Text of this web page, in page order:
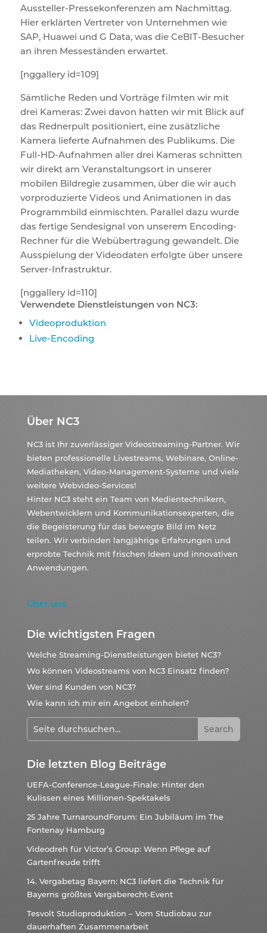
Aussteller-Pressekonferenzen am Nachmittag.
Hier erklärten Vertreter von Unternehmen wie
SAP, Huawei und G Data, was die CeBIT-Besucher
an ihren Messeständen erwartet.
[nggallery id=109]
Sämtliche Reden und Vorträge filmten wir mit
drei Kameras: Zwei davon hatten wir mit Blick auf
das Rednerpult positioniert, eine zusätzliche
Kamera lieferte Aufnahmen des Publikums. Die
Full-HD-Aufnahmen aller drei Kameras schnitten
wir direkt am Veranstaltungsort in unserer
mobilen Bildregie zusammen, über die wir auch
vorproduzierte Videos und Animationen in das
Programmbild einmischten. Parallel dazu wurde
das fertige Sendesignal von unserem Encoding-
Rechner für die Webübertragung gewandelt. Die
Ausspielung der Videodaten erfolgte über unsere
Server-Infrastruktur.
[nggallery id=110]
Verwendete Dienstleistungen von NC3:
Videoproduktion
Live-Encoding
Über NC3
NC3 ist Ihr zuverlässiger Videostreaming-Partner. Wir
bieten professionelle Livestreams, Webinare, Online-
Mediatheken, Video-Management-Systeme und viele
weitere Webvideo-Services!
Hinter NC3 steht ein Team von Medientechnikern,
Webentwicklern und Kommunikationsexperten, die
die Begeisterung für das bewegte Bild im Netz
teilen. Wir verbinden langjährige Erfahrungen und
erprobte Technik mit frischen Ideen und innovativen
Anwendungen.
Über uns
Die wichtigsten Fragen
Welche Streaming-Dienstleistungen bietet NC3?
Wo können Videostreams von NC3 Einsatz finden?
Wer sind Kunden von NC3?
Wie kann ich mir ein Angebot einholen?
Die letzten Blog Beiträge
UEFA-Conference-League-Finale: Hinter den
Kulissen eines Millionen-Spektakels
25 Jahre TurnaroundForum: Ein Jubiläum im The
Fontenay Hamburg
Videodreh für Victor’s Group: Wenn Pflege auf
Gartenfreude trifft
14. Vergabetag Bayern: NC3 liefert die Technik für
Bayerns größtes Vergaberecht-Event
Tesvolt Studioproduktion – Vom Studiobau zur
dauerhaften Zusammenarbeit